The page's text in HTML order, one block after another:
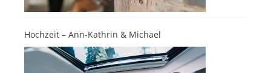
Hochzeit – Ann-Kathrin & Michael